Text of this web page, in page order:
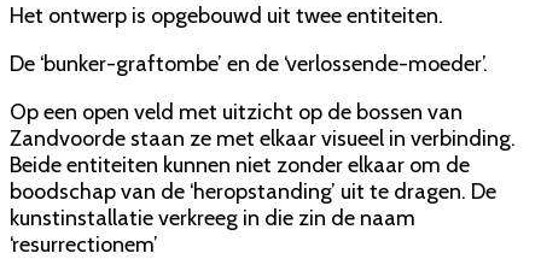
Het ontwerp is opgebouwd uit twee entiteiten.
De ‘bunker-graftombe’ en de ‘verlossende-moeder’.
Op een open veld met uitzicht op de bossen van
Zandvoorde staan ze met elkaar visueel in verbinding.
Beide entiteiten kunnen niet zonder elkaar om de
boodschap van de ‘heropstanding’ uit te dragen. De
kunstinstallatie verkreeg in die zin de naam
‘resurrectionem’